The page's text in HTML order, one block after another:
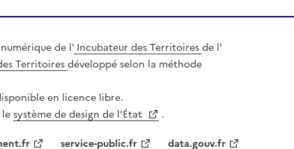
de l' Incubateur des Territoiresde l'
Territoiresdéveloppé selon la méthode
en licence libre.
système de design de l’État
.
service-public.fr data.gouv.fr